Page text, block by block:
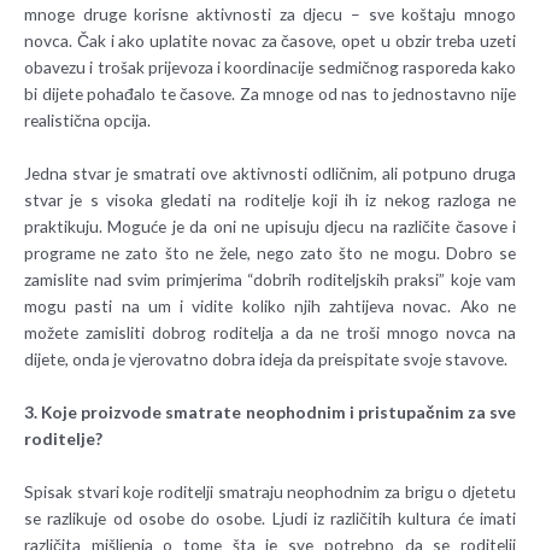
mnoge druge korisne aktivnosti za djecu – sve koštaju mnogo
novca. Čak i ako uplatite novac za časove, opet u obzir treba uzeti
obavezu i trošak prijevoza i koordinacije sedmičnog rasporeda kako
bi dijete pohađalo te časove. Za mnoge od nas to jednostavno nije
realistična opcija.
Jedna stvar je smatrati ove aktivnosti odličnim, ali potpuno druga
stvar je s visoka gledati na roditelje koji ih iz nekog razloga ne
praktikuju. Moguće je da oni ne upisuju djecu na različite časove i
programe ne zato što ne žele, nego zato što ne mogu. Dobro se
zamislite nad svim primjerima “dobrih roditeljskih praksi” koje vam
mogu pasti na um i vidite koliko njih zahtijeva novac. Ako ne
možete zamisliti dobrog roditelja a da ne troši mnogo novca na
dijete, onda je vjerovatno dobra ideja da preispitate svoje stavove.
3. Koje proizvode smatrate neophodnim i pristupačnim za sve
roditelje?
Spisak stvari koje roditelji smatraju neophodnim za brigu o djetetu
se razlikuje od osobe do osobe. Ljudi iz različitih kultura će imati
različita mišljenja o tome šta je sve potrebno da se roditelji